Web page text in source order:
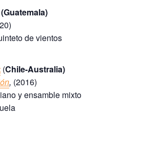
(Guatemala)
de vientos
(Chile-Australia)
, (2016)
y ensamble mixto